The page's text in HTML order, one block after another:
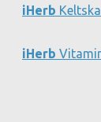
iHerb
iHerb